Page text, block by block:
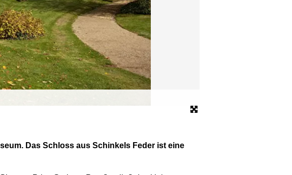
Das Schloss aus Schinkels Feder ist eine